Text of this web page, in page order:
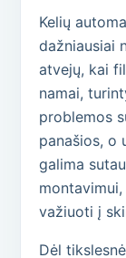
Kelių
dažniausiai
atvejų, kai
namai,
problemos
panašios, o
galima
važiuoti į
Dėl